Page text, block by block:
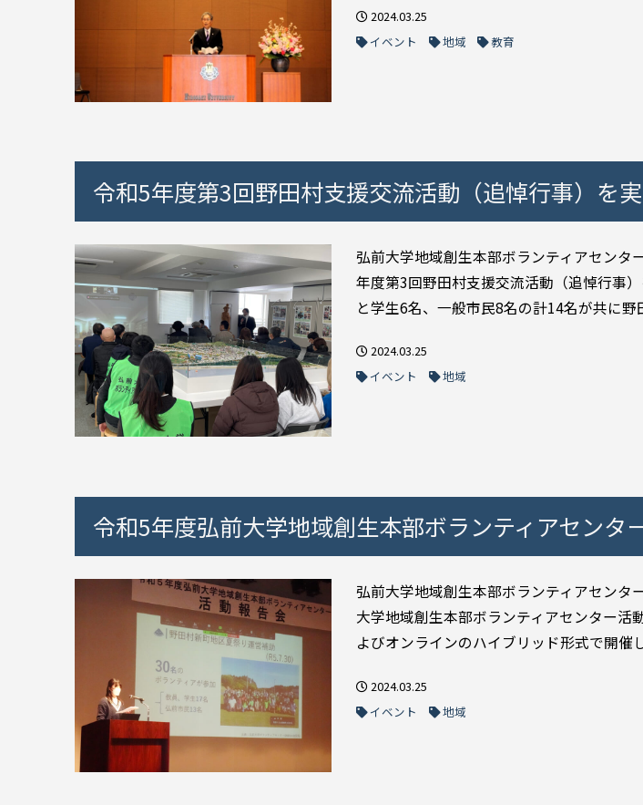
2024.03.25
イベント
地域 教育
令和5年度第3回野田村支援交流活動（追悼行事）を
弘前大学地域創生本部ボランティアセンタ
年度第3回野田村支援交流活動（追悼行事
と学生6名、一般市民8名の計14名が共に野
2024.03.25
イベント
地域
令和5年度弘前大学地域創生本部ボランティアセンタ
弘前大学地域創生本部ボランティアセンタ
大学地域創生本部ボランティアセンター活
よびオンラインのハイブリッド形式で開催
2024.03.25
イベント
地域